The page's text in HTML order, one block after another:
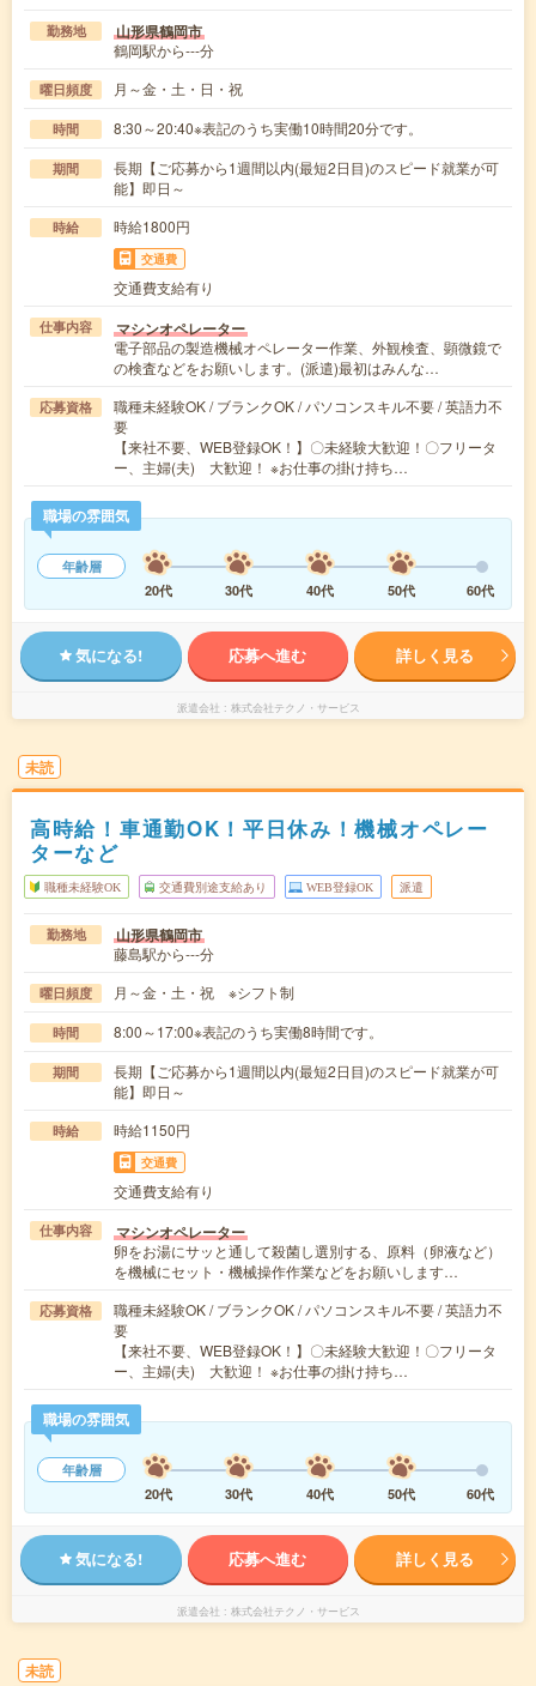
勤務地 山形県鶴岡市
鶴岡駅から---分
曜日頻度 月～金・土・日・祝
時間 8:30～20:40※表記のうち実働10時間20分です。
期間
長期【ご応募から1週間以内(最短2日目)のスピード就業が可
能】即日～
時給 時給1800円
交通費
交通費支給有り
仕事内容 マシンオペレーター
電子部品の製造機械オペレーター作業、外観検査、顕微鏡で
の検査などをお願いします。(派遣)最初はみんな…
応募資格
職種未経験OK / ブランクOK / パソコンスキル不要 / 英語力不
要
【来社不要、WEB登録OK！】〇未経験大歓迎！〇フリータ
ー、主婦(夫) 大歓迎！ ※お仕事の掛け持ち…
職場の雰囲気
年齢層
20代
30代 40代 50代 60代
気になる! 応募へ進む 詳しく見る
派遣会社 株式会社テクノ・サービス
未読
高時給！車通勤OK！平日休み！機械オペレー
ターなど
職種未経験OK 交通費別途支給あり WEB登録OK 派遣
勤務地 山形県鶴岡市
藤島駅から---分
曜日頻度 月～金・土・祝 ※シフト制
時間 8:00～17:00※表記のうち実働8時間です。
期間
長期【ご応募から1週間以内(最短2日目)のスピード就業が可
能】即日～
時給 時給1150円
交通費
交通費支給有り
仕事内容 マシンオペレーター
卵をお湯にサッと通して殺菌し選別する、原料（卵液など）
を機械にセット・機械操作作業などをお願いします…
応募資格
職種未経験OK / ブランクOK / パソコンスキル不要 / 英語力不
要
【来社不要、WEB登録OK！】〇未経験大歓迎！〇フリータ
ー、主婦(夫) 大歓迎！ ※お仕事の掛け持ち…
職場の雰囲気
年齢層
20代
30代 40代 50代 60代
気になる! 応募へ進む 詳しく見る
派遣会社 株式会社テクノ・サービス
未読